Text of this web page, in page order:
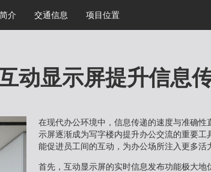
介 交通信息 项目位置
动显示屏提升信息
在现代办公环境中，信息传递的速度与准确
示屏逐渐成为写字楼内提升办公交流的重要
能促进员工间的互动，为办公场所注入更多活
首先，互动显示屏的实时信息发布功能极大